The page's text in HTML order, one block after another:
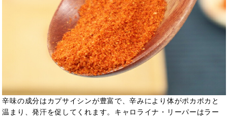
辛味の成分はカプサイシンが豊富で、辛みにより体がポカポカと
温まり、発汗を促してくれます。キャロライナ・リーパーはラー